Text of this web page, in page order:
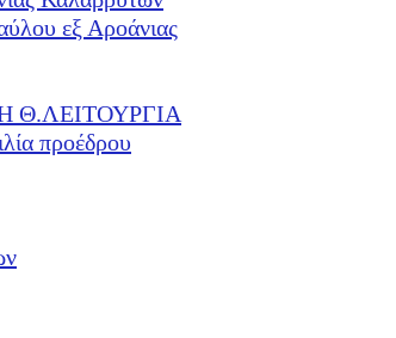
εξ Αροάνιας
Θ.ΛΕΙΤΟΥΡΓΙΑ
προέδρου